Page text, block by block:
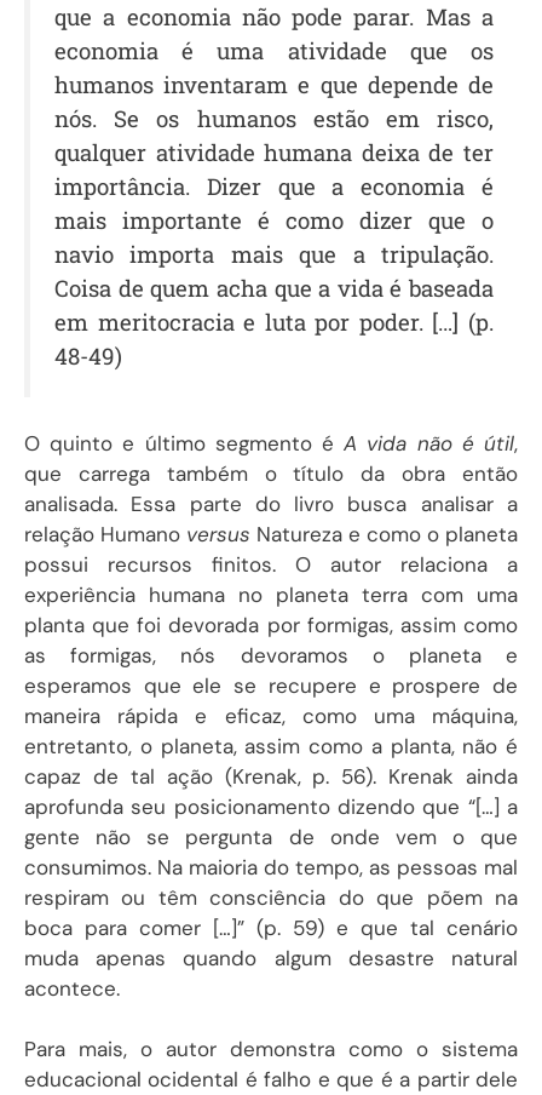
que a economia não pode parar. Mas a
economia é uma atividade que os
humanos inventaram e que depende de
nós. Se os humanos estão em risco,
qualquer atividade humana deixa de ter
importância. Dizer que a economia é
mais importante é como dizer que o
navio importa mais que a tripulação.
Coisa de quem acha que a vida é baseada
em meritocracia e luta por poder. […] (p.
48-49)
O quinto e último segmento éA vida não é útil,
que carrega também o título da obra então
analisada. Essa parte do livro busca analisar a
relação Humano versus Natureza e como o planeta
possui recursos finitos. O autor relaciona a
experiência humana no planeta terra com uma
planta que foi devorada por formigas, assim como
as formigas, nós devoramos o planeta e
esperamos que ele se recupere e prospere de
maneira rápida e eficaz, como uma máquina,
entretanto, o planeta, assim como a planta, não é
capaz de tal ação (Krenak, p. 56). Krenak ainda
aprofunda seu posicionamento dizendo que “[…] a
gente não se pergunta de onde vem o que
consumimos. Na maioria do tempo, as pessoas mal
respiram ou têm consciência do que põem na
boca para comer […]” (p. 59) e que tal cenário
muda apenas quando algum desastre natural
acontece.
Para mais, o autor demonstra como o sistema
educacional ocidental é falho e que é a partir dele